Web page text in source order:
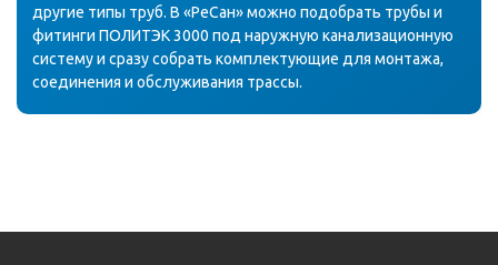
другие типы труб. В «РеСан» можно подобрать трубы и
фитинги ПОЛИТЭК 3000 под наружную канализационную
систему и сразу собрать комплектующие для монтажа,
соединения и обслуживания трассы.